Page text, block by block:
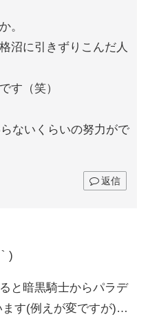
。
沼に引きずりこんだ人
す（笑）
ないくらいの努力がで
返信
)
と暗黒騎士からパラデ
ます(例えが変ですが)…